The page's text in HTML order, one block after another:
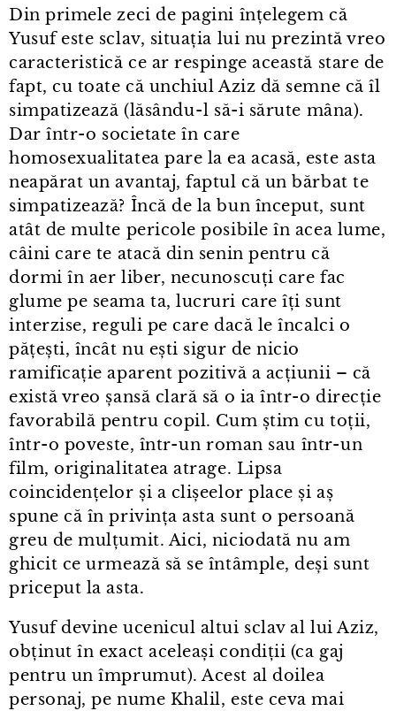
Din primele zeci de pagini înțelegem că
Yusuf este sclav, situația lui nu prezintă vreo
caracteristică ce ar respinge această stare de
fapt, cu toate că unchiul Aziz dă semne că îl
simpatizează (lăsându⁠-⁠l să-i sărute mâna).
Dar într⁠-⁠o societate în care
homosexualitatea pare la ea acasă, este asta
neapărat un avantaj, faptul că un bărbat te
simpatizează? Încă de la bun început, sunt
atât de multe pericole posibile în acea lume,
câini care te atacă din senin pentru că
dormi în aer liber, necunoscuți care fac
glume pe seama ta, lucruri care îți sunt
interzise, reguli pe care dacă le încalci o
pățești, încât nu ești sigur de nicio
ramificație aparent pozitivă a acțiunii – că
există vreo șansă clară să o ia într⁠-⁠o direcție
favorabilă pentru copil. Cum știm cu toții,
într⁠-⁠o poveste, într⁠-⁠un roman sau într⁠-⁠un
film, originalitatea atrage. Lipsa
coincidențelor și a clișeelor place și aș
spune că în privința asta sunt o persoană
greu de mulțumit. Aici, niciodată nu am
ghicit ce urmează să se întâmple, deși sunt
priceput la asta.
Yusuf devine ucenicul altui sclav al lui Aziz,
obținut în exact aceleași condiții (ca gaj
pentru un împrumut). Acest al doilea
personaj, pe nume Khalil, este ceva mai